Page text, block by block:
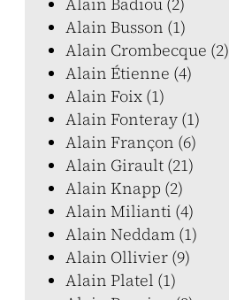
Alain Busson (1)
Alain Crombecque (2)
Alain Étienne (4)
Alain Foix (1)
Alain Fonteray (1)
Alain Françon (6)
Alain Girault (21)
Alain Knapp (2)
Alain Milianti (4)
Alain Neddam (1)
Alain Ollivier (9)
Alain Platel (1)